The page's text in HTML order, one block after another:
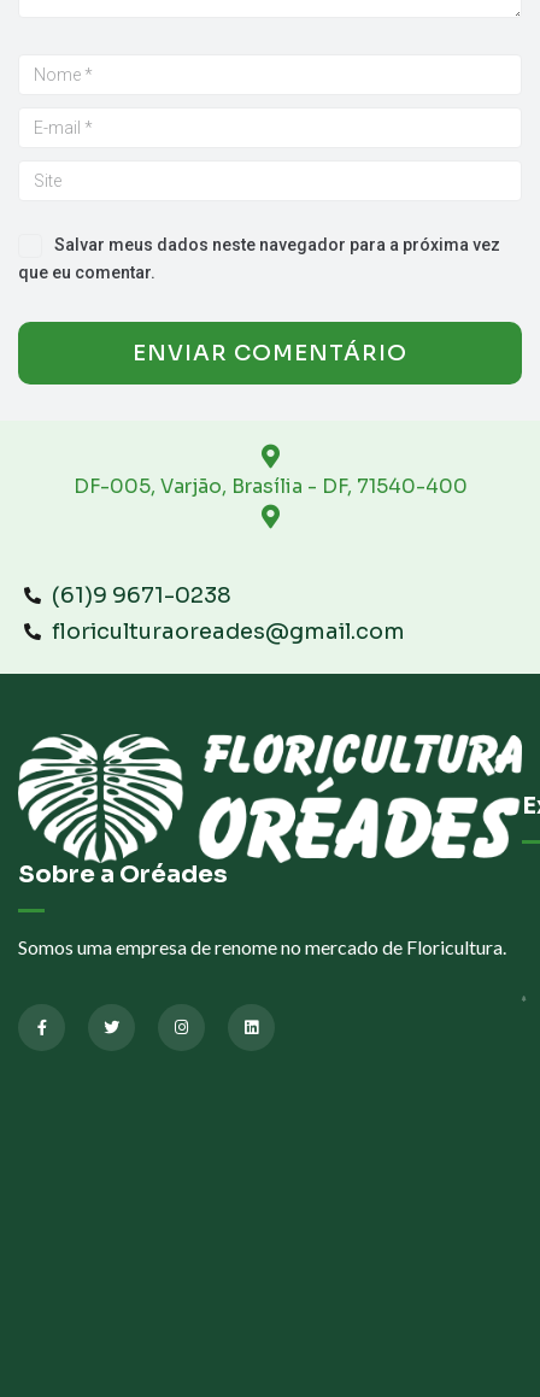
Salvar meus dados neste navegador para a próxima vez
que eu comentar.
DF-005, Varjão, Brasília - DF, 71540-400
(61)9 9671-0238
floriculturaoreades@gmail.com
Sobre a Oréades
Somos uma empresa de renome no mercado de Floricultura.